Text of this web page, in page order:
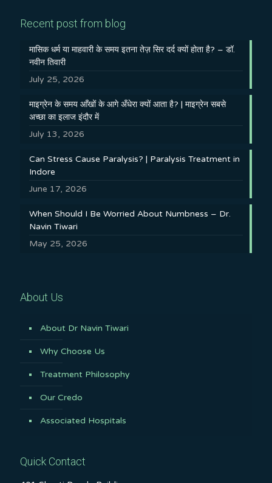
Recent post from blog
मासिक धर्म या माहवारी के समय इतना तेज़ सिर दर्द क्यों होता है? – डॉ.
नवीन तिवारी
July 25, 2026
माइग्रेन के समय आँखों के आगे अँधेरा क्यों आता है? | माइग्रेन सबसे
अच्छा का इलाज इंदौर में
July 13, 2026
Can Stress Cause Paralysis? | Paralysis Treatment in
Indore
June 17, 2026
When Should I Be Worried About Numbness – Dr.
Navin Tiwari
May 25, 2026
About Us
About Dr Navin Tiwari
Why Choose Us
Treatment Philosophy
Our Credo
Associated Hospitals
Quick Contact